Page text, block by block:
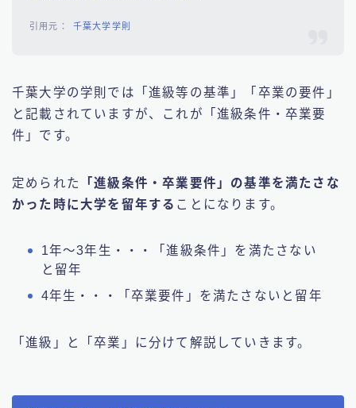
千葉大学学則
千葉大学の学則では「進級等の基準」「卒業の要件」
と記載されていますが、これが「進級条件・卒業要
件」です。
定められた
「進級条件・卒業要件」の基準を満たさな
かった時に大学を留年する ことになります。
1年～3年生・・・「進級条件」を満たさない
と留年
4年生・・・「卒業要件」を満たさないと留年
「進級」と「卒業」に分けて解説していきます。